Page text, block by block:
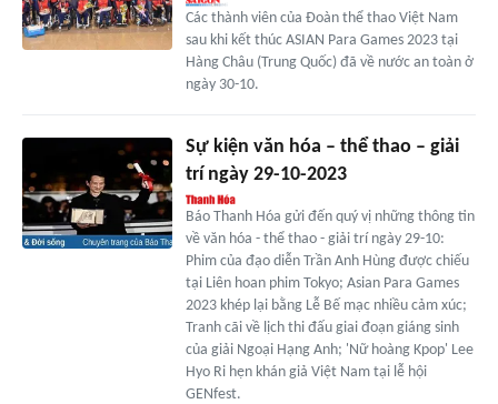
Các thành viên của Đoàn thể thao Việt Nam
sau khi kết thúc ASIAN Para Games 2023 tại
Hàng Châu (Trung Quốc) đã về nước an toàn ở
ngày 30-10.
Sự kiện văn hóa – thể thao – giải
trí ngày 29-10-2023
Báo Thanh Hóa gửi đến quý vị những thông tin
về văn hóa - thể thao - giải trí ngày 29-10:
Phim của đạo diễn Trần Anh Hùng được chiếu
tại Liên hoan phim Tokyo; Asian Para Games
2023 khép lại bằng Lễ Bế mạc nhiều cảm xúc;
Tranh cãi về lịch thi đấu giai đoạn giáng sinh
của giải Ngoại Hạng Anh; 'Nữ hoàng Kpop' Lee
Hyo Ri hẹn khán giả Việt Nam tại lễ hội
GENfest.